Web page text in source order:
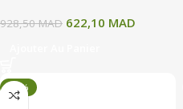
928,50MAD 622,10 MAD
-34%